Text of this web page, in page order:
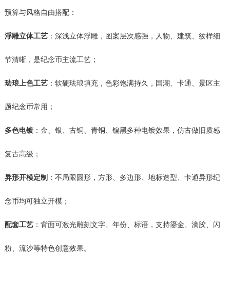
预算与风格自由搭配：
浮雕立体工艺：深浅立体浮雕，图案层次感强，人物、建筑、纹样细
节清晰，是纪念币主流工艺；
珐琅上色工艺：软硬珐琅填充，色彩饱满持久，国潮、卡通、景区主
题纪念币常用；
多色电镀：金、银、古铜、青铜、镍黑多种电镀效果，仿古做旧质感
复古高级；
异形开模定制：不局限圆形，方形、多边形、地标造型、卡通异形纪
念币均可独立开模；
配套工艺：背面可激光雕刻文字、年份、标语，支持鎏金、滴胶、闪
粉、流沙等特色创意效果。